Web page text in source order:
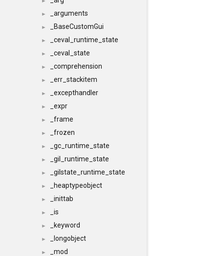
► _arguments
► _BaseCustomGui
► _ceval_runtime_state
► _ceval_state
► _comprehension
► _err_stackitem
► _excepthandler
► _expr
► _frame
► _frozen
► _gc_runtime_state
► _gil_runtime_state
► _gilstate_runtime_state
► _heaptypeobject
► _inittab
► _is
► _keyword
► _longobject
► _mod